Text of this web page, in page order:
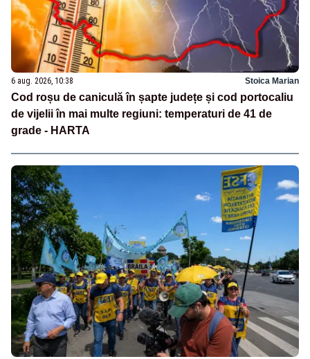
6 aug. 2026, 10:38 Stoica Marian
Cod roșu de caniculă în șapte județe și cod portocaliu
de vijelii în mai multe regiuni: temperaturi de 41 de
grade - HARTA